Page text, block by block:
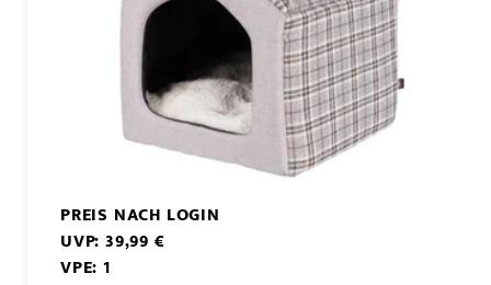
PREIS NACH LOGIN
UVP: 39,99 €
VPE: 1